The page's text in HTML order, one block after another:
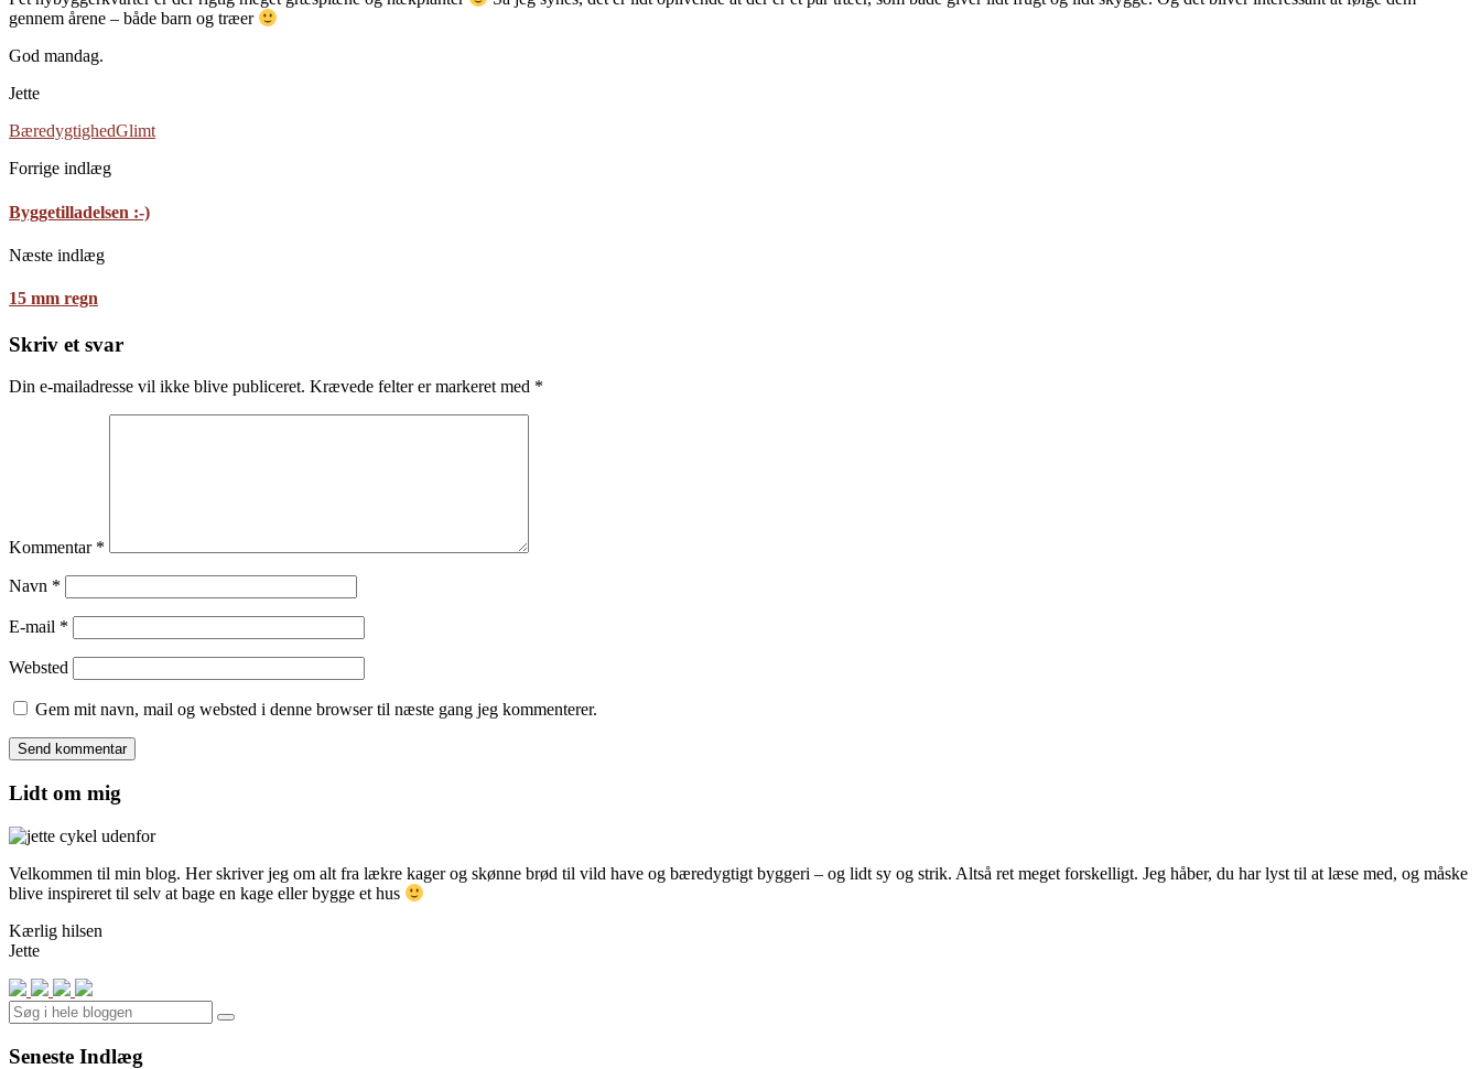
gennem årene – både barn og træer
God mandag.
Jette
BæredygtighedGlimt
Forrige indlæg
Byggetilladelsen :-)
Næste indlæg
15 mm regn
Skriv et svar
Din e-mailadresse vil ikke blive publiceret. Krævede felter er markeret med *
Kommentar *
Navn *
E-mail *
Websted
Gem mit navn, mail og websted i denne browser til næste gang jeg kommenterer.
Lidt om mig
Velkommen til min blog. Her skriver jeg om alt fra lækre kager og skønne brød til vild have og bæredygtigt byggeri – og lidt sy og strik. Altså ret meget forskelligt. Jeg håber, du har lyst til at læse med, og måske
blive inspireret til selv at bage en kage eller bygge et hus
Kærlig hilsen
Jette
Search
Seneste Indlæg